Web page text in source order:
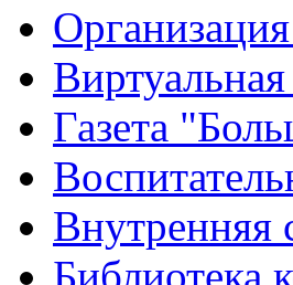
Газета
Внутренняя